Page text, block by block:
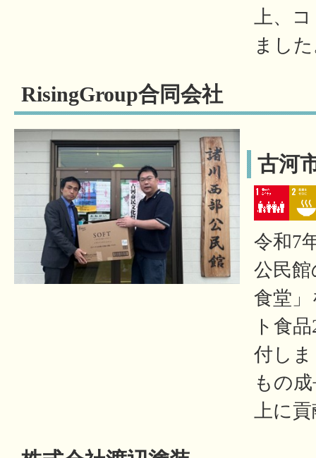
上、
まし
RisingGroup合同会社
古河
令和7
公民
食堂
ト食
付し
もの
上に